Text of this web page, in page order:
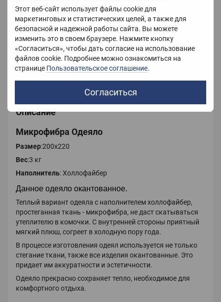
Этот веб-сайт использует файлы cookie для
маркетинговых и статистических целей, а также для
безопасной и надежной работы сайта. Вы можете
изменить это в своем браузере. Нажмите кнопку
«Согласиться», чтобы дать согласие на использование
файлов cookie. Подробнее можно ознакомиться на
странице Пользовательское соглашение.
Согласиться
Вес 4500 г
Состав материала чехла Микрофибра
Состав наполнителя Холлофайбер
Сезонность Зимние
Описание
Микрофибра Одеяло
Размер:200х220
Вес:3 кг
Наполнитель: Холлофайбер
Данное одеяло окантованное.
Теплый вариант одеяла с наполнителем холлофайбер,
простеганная ткань - микрофибра, не даст скатываться
утеплителю в комочки. С внутренней стороны приятный
мягкий плюш, согреет в холодную пору года.
В процессе изготовления одеял используется не только
стегание ткани, также все изделия окантованные. Это
придает им аккуратности и эстетичности.
Одеяло прекрасно сохраняет тепло, необходимое для
комфортного отдыха.